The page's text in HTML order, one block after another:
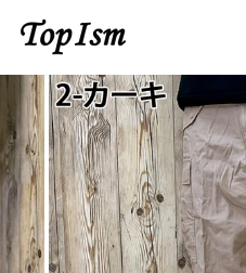
ン
に
ス
キ
ッ
プ
す
る